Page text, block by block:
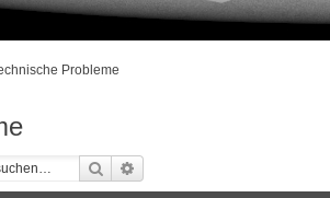
Probleme
Suche